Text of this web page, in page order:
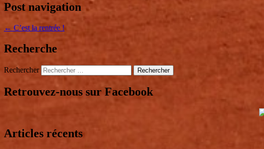
Post navigation
← C’est la rentrée !
Recherche
Rechercher
Retrouvez-nous sur Facebook
Articles récents